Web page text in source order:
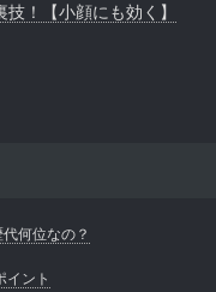
技！【小顔にも効く】
何位なの？
イント